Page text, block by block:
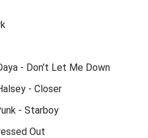
- Don't Let Me Down
- Closer
- Starboy
Out